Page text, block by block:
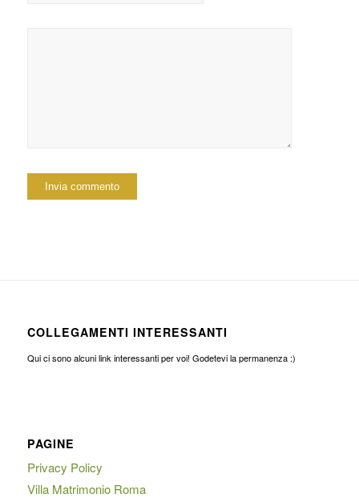
COLLEGAMENTI INTERESSANTI
Qui ci sono alcuni link interessanti per voi! Godetevi la permanenza :)
PAGINE
Privacy Policy
Villa Matrimonio Roma